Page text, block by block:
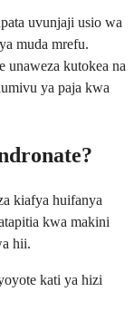
uvunjaji usio wa
muda mrefu.
kutokea na
ya paja kwa
kiafya huifanya
kwa makini
hii.
kati ya hizi